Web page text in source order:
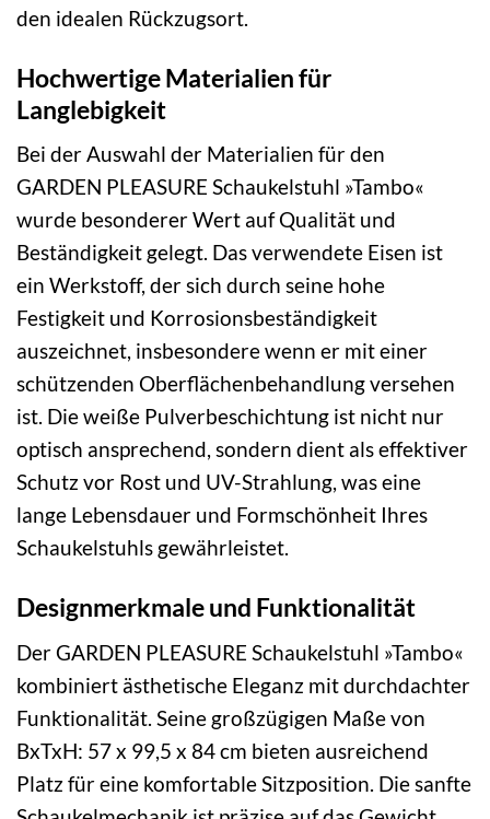
den idealen Rückzugsort.
Hochwertige Materialien für
Langlebigkeit
Bei der Auswahl der Materialien für den
GARDEN PLEASURE Schaukelstuhl »Tambo«
wurde besonderer Wert auf Qualität und
Beständigkeit gelegt. Das verwendete Eisen ist
ein Werkstoff, der sich durch seine hohe
Festigkeit und Korrosionsbeständigkeit
auszeichnet, insbesondere wenn er mit einer
schützenden Oberflächenbehandlung versehen
ist. Die weiße Pulverbeschichtung ist nicht nur
optisch ansprechend, sondern dient als effektiver
Schutz vor Rost und UV-Strahlung, was eine
lange Lebensdauer und Formschönheit Ihres
Schaukelstuhls gewährleistet.
Designmerkmale und Funktionalität
Der GARDEN PLEASURE Schaukelstuhl »Tambo«
kombiniert ästhetische Eleganz mit durchdachter
Funktionalität. Seine großzügigen Maße von
BxTxH: 57 x 99,5 x 84 cm bieten ausreichend
Platz für eine komfortable Sitzposition. Die sanfte